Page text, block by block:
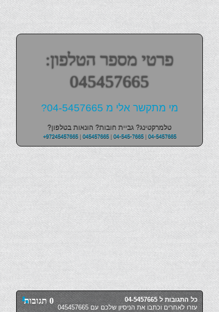
פרטי מספר הטלפון:
045457665
מי מתקשר אלי מ 04-5457665?
טלמרקטינג? גביית חובות? הונאות בטלפון?
+97245457665| 045457665| 04-545-7665| 04-5457665
0 תגובות
כל התגובות ל 04-5457665
עזרו לאחרים וכתבו את הניסיון שלכם עם 045457665